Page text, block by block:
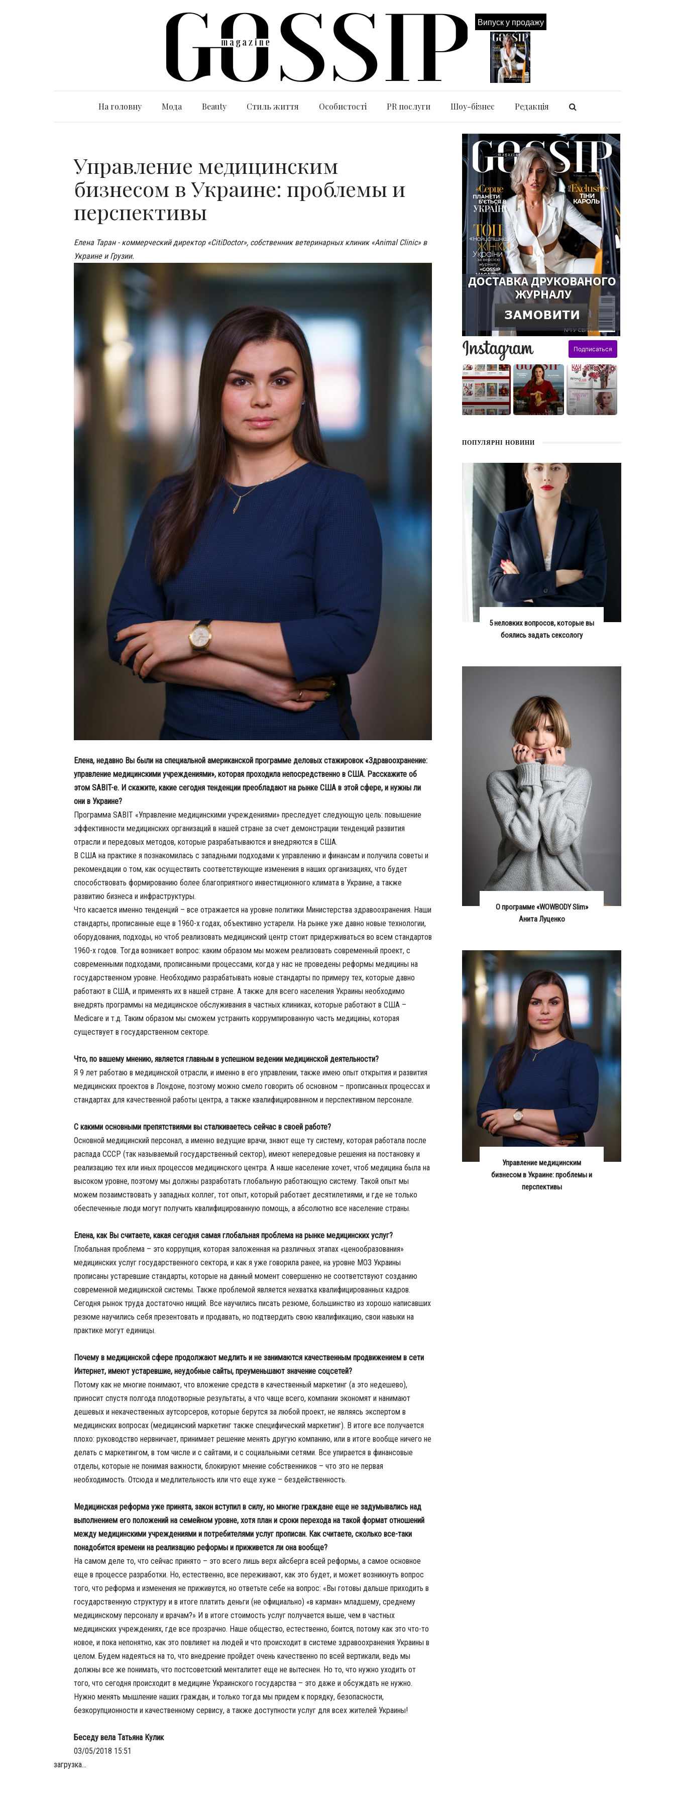
Випуск у продажу
На головну Мода Beauty Стиль життя Особистості PR послуги Шоу-бізнес Редакція
Управление медицинским
бизнесом в Украине: проблемы и
перспективы
Елена Таран - коммерческий директор «CitiDoctor», собственник ветеринарных клиник «Animal Clinic» в
Украине и Грузии.
Елена, недавно Вы были на специальной американской программе деловых стажировок «Здравоохранение:
управление медицинскими учреждениями», которая проходила непосредственно в США. Расскажите об
этом SABIT-е. И скажите, какие сегодня тенденции преобладают на рынке США в этой сфере, и нужны ли
они в Украине?
Программа SABIT «Управление медицинскими учреждениями» преследует следующую цель: повышение
эффективности медицинских организаций в нашей стране за счет демонстрации тенденций развития
отрасли и передовых методов, которые разрабатываются и внедряются в США.
В США на практике я познакомилась с западными подходами к управлению и финансам и получила советы и
рекомендации о том, как осуществить соответствующие изменения в наших организациях, что будет
способствовать формированию более благоприятного инвестиционного климата в Украине, а также
развитию бизнеса и инфраструктуры.
Что касается именно тенденций – все отражается на уровне политики Министерства здравоохранения. Наши
стандарты, прописанные еще в 1960-х годах, объективно устарели. На рынке уже давно новые технологии,
оборудования, подходы, но чтоб реализовать медицинский центр стоит придерживаться во всем стандартов
1960-х годов. Тогда возникает вопрос: каким образом мы можем реализовать современный проект, с
современными подходами, прописанными процессами, когда у нас не проведены реформы медицины на
государственном уровне. Необходимо разрабатывать новые стандарты по примеру тех, которые давно
работают в США, и применять их в нашей стране. А также для всего населения Украины необходимо
внедрять программы на медицинское обслуживания в частных клиниках, которые работают в США –
Medicare и т.д. Таким образом мы сможем устранить коррумпированную часть медицины, которая
существует в государственном секторе.
Что, по вашему мнению, является главным в успешном ведении медицинской деятельности?
Я 9 лет работаю в медицинской отрасли, и именно в его управлении, также имею опыт открытия и развития
медицинских проектов в Лондоне, поэтому можно смело говорить об основном – прописанных процессах и
стандартах для качественной работы центра, а также квалифицированном и перспективном персонале.
С какими основными препятствиями вы сталкиваетесь сейчас в своей работе?
Основной медицинский персонал, а именно ведущие врачи, знают еще ту систему, которая работала после
распада СССР (так называемый государственный сектор), имеют непередовые решения на постановку и
реализацию тех или иных процессов медицинского центра. А наше население хочет, чтоб медицина была на
высоком уровне, поэтому мы должны разработать глобальную работающую систему. Такой опыт мы
можем позаимствовать у западных коллег, тот опыт, который работает десятилетиями, и где не только
обеспеченные люди могут получить квалифицированную помощь, а абсолютно все население страны.
Елена, как Вы считаете, какая сегодня самая глобальная проблема на рынке медицинских услуг?
Глобальная проблема – это коррупция, которая заложенная на различных этапах «ценообразования»
медицинских услуг государственного сектора, и как я уже говорила ранее, на уровне МОЗ Украины
прописаны устаревшие стандарты, которые на данный момент совершенно не соответствуют созданию
современной медицинской системы. Также проблемой является нехватка квалифицированных кадров.
Сегодня рынок труда достаточно нищий. Все научились писать резюме, большинство из хорошо написавших
резюме научились себя презентовать и продавать, но подтвердить свою квалификацию, свои навыки на
практике могут единицы.
Почему в медицинской сфере продолжают медлить и не занимаются качественным продвижением в сети
Интернет, имеют устаревшие, неудобные сайты, преуменьшают значение соцсетей?
Потому как не многие понимают, что вложение средств в качественный маркетинг (а это недешево),
приносит спустя полгода плодотворные результаты, а что чаще всего, компании экономят и нанимают
дешевых и некачественных аутсорсеров, которые берутся за любой проект, не являясь экспертом в
медицинских вопросах (медицинский маркетинг также специфический маркетинг). В итоге все получается
плохо: руководство нервничает, принимает решение менять другую компанию, или в итоге вообще ничего не
делать с маркетингом, в том числе и с сайтами, и с социальными сетями. Все упирается в финансовые
отделы, которые не понимая важности, блокируют мнение собственников – что это не первая
необходимость. Отсюда и медлительность или что еще хуже – бездейственность.
Медицинская реформа уже принята, закон вступил в силу, но многие граждане еще не задумывались над
выполнением его положений на семейном уровне, хотя план и сроки перехода на такой формат отношений
между медицинскими учреждениями и потребителями услуг прописан. Как считаете, сколько все-таки
понадобится времени на реализацию реформы и приживется ли она вообще?
На самом деле то, что сейчас принято – это всего лишь верх айсберга всей реформы, а самое основное
еще в процессе разработки. Но, естественно, все переживают, как это будет, и может возникнуть вопрос
того, что реформа и изменения не приживутся, но ответьте себе на вопрос: «Вы готовы дальше приходить в
государственную структуру и в итоге платить деньги (не официально) «в карман» младшему, среднему
медицинскому персоналу и врачам?» И в итоге стоимость услуг получается выше, чем в частных
медицинских учреждениях, где все прозрачно. Наше общество, естественно, боится, потому как это что-то
новое, и пока непонятно, как это повлияет на людей и что происходит в системе здравоохранения Украины в
целом. Будем надеяться на то, что внедрение пройдет очень качественно по всей вертикали, ведь мы
должны все же понимать, что постсоветский менталитет еще не вытеснен. Но то, что нужно уходить от
того, что сегодня происходит в медицине Украинского государства – это даже и обсуждать не нужно.
Нужно менять мышление наших граждан, и только тогда мы придем к порядку, безопасности,
безкорупционности и качественному сервису, а также доступности услуг для всех жителей Украины!
Беседу вела Татьяна Кулик
03/05/2018 15:51
загрузка...
поздравления
ПОПУЛЯРНІ НОВИНИ
5 неловких вопросов, которые вы
боялись задать сексологу
О программе «WOWBODY Slim»
Анита Луценко
Управление медицинским
бизнесом в Украине: проблемы и
перспективы